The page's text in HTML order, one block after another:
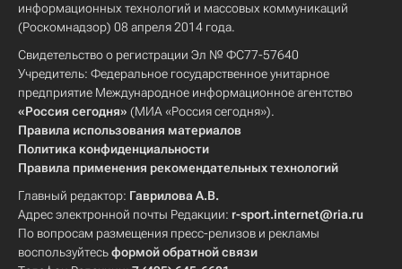
информационных технологий и массовых коммуникаций
(Роскомнадзор) 08 апреля 2014 года.
Свидетельство о регистрации Эл № ФС77-57640
Учредитель: Федеральное государственное унитарное
предприятие Международное информационное агентство
«Россия сегодня» (МИА «Россия сегодня»).
Правила использования материалов
Политика конфиденциальности
Правила применения рекомендательных технологий
Главный редактор: Гаврилова А.В.
Адрес электронной почты Редакции: r-sport.internet@ria.ru
По вопросам размещения пресс-релизов и рекламы
воспользуйтесьформой обратной связи